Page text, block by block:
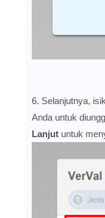
6. Selanjutnya,
Anda untuk
Lanjut untuk